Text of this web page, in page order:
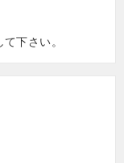
下さい。